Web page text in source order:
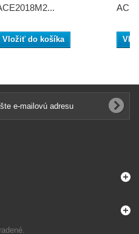
Vložiť do košíka